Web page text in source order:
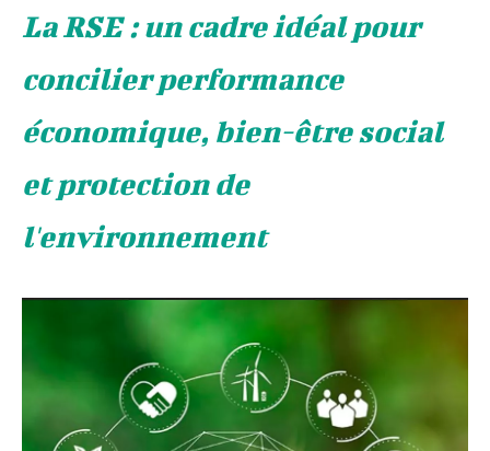
La RSE : un cadre idéal pour
concilier performance
économique, bien-être social
et protection de
l'environnement